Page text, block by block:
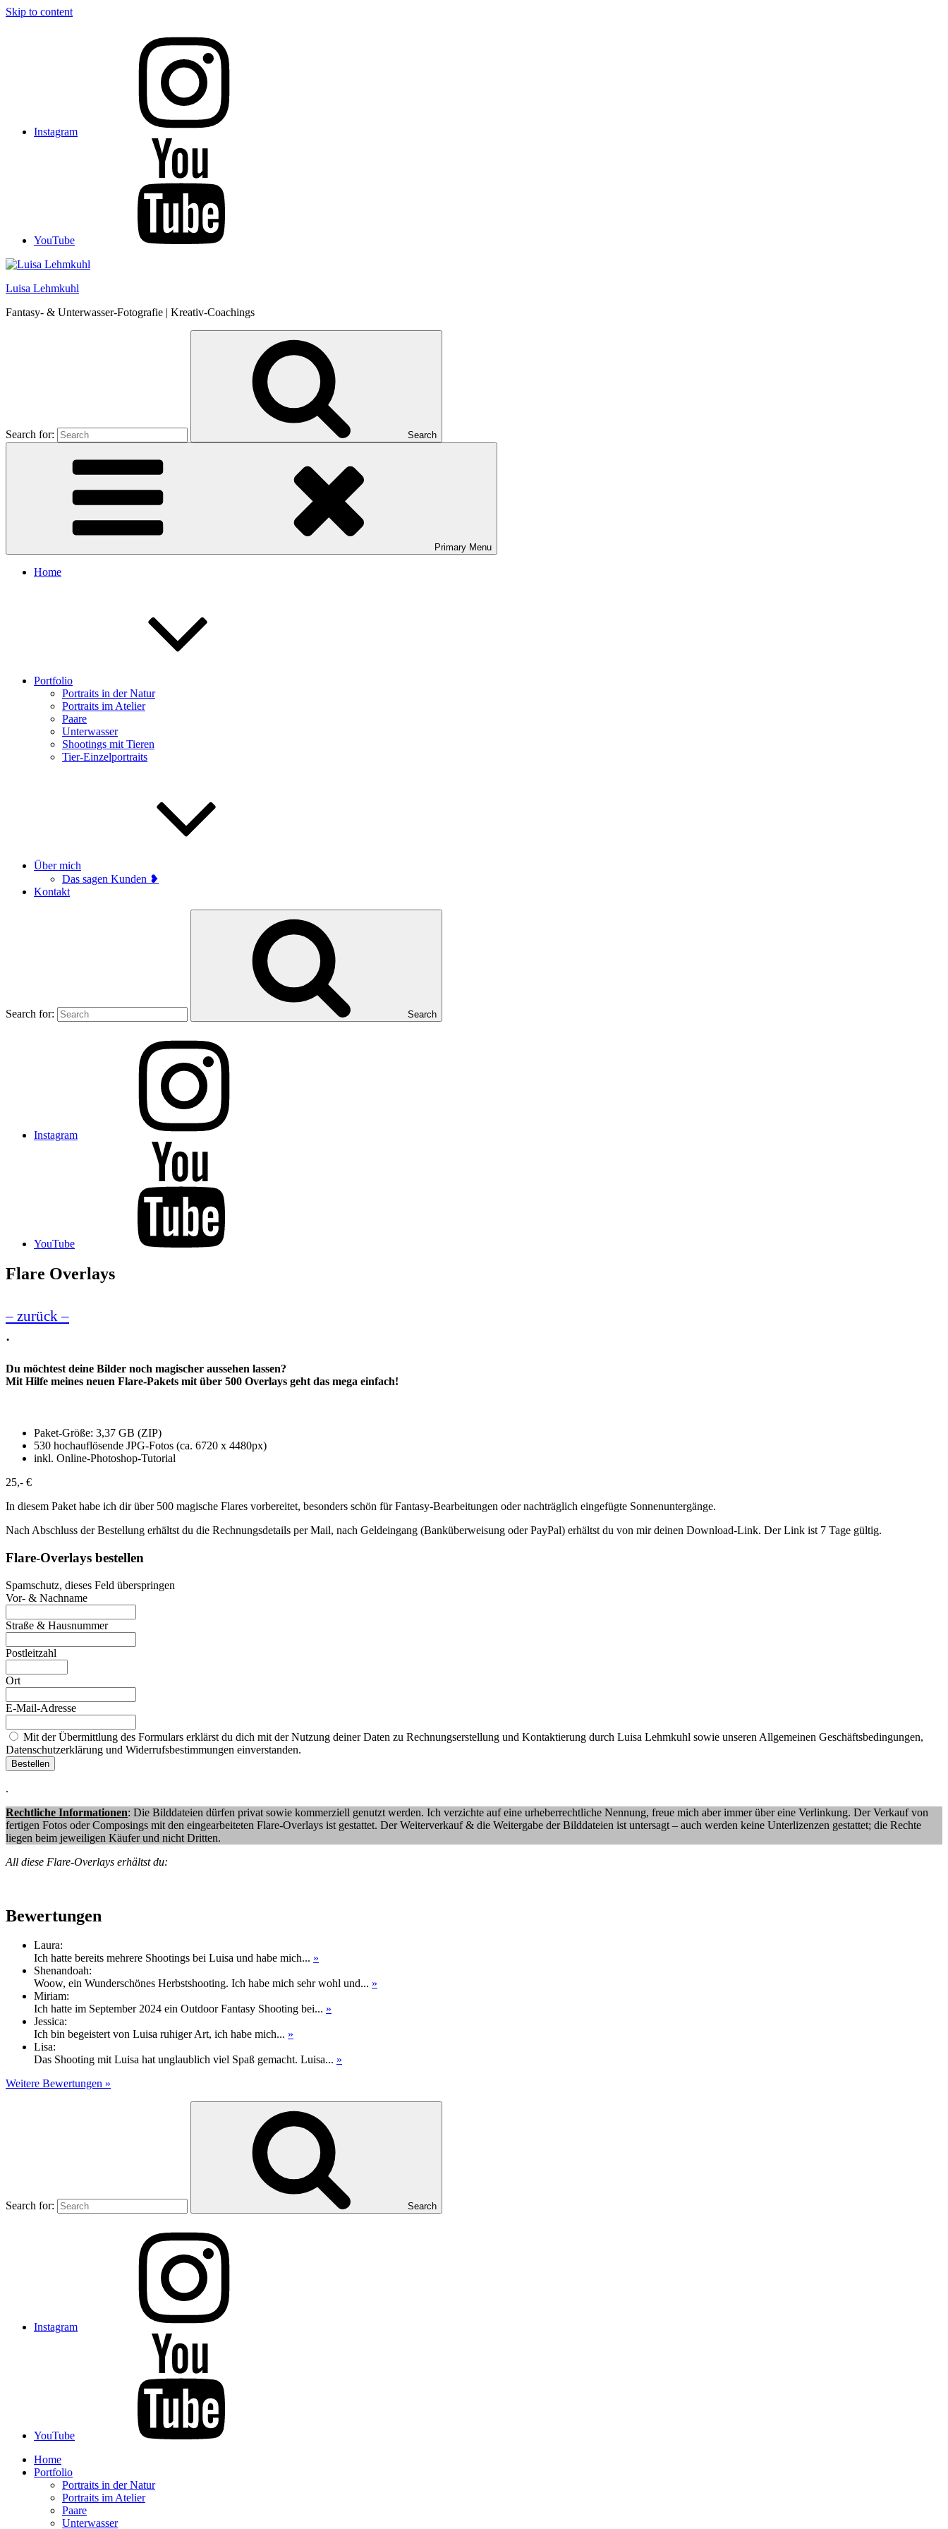
Skip to content
Instagram
YouTube
Luisa Lehmkuhl
Fantasy- & Unterwasser-Fotografie | Kreativ-Coachings
Search for: Search
Primary Menu
Home
Portfolio
Portraits in der Natur
Portraits im Atelier
Paare
Unterwasser
Shootings mit Tieren
Tier-Einzelportraits
Über mich
Das sagen Kunden ❥
Kontakt
Search for: Search
Instagram
YouTube
Flare Overlays
– zurück –
.
Du möchtest deine Bilder noch magischer aussehen lassen?
Mit Hilfe meines neuen Flare-Pakets mit über 500 Overlays geht das mega einfach!
Paket-Größe: 3,37 GB (ZIP)
530 hochauflösende JPG-Fotos (ca. 6720 x 4480px)
inkl. Online-Photoshop-Tutorial
25,- €
In diesem Paket habe ich dir über 500 magische Flares vorbereitet, besonders schön für Fantasy-Bearbeitungen oder nachträglich eingefügte Sonnenuntergänge.
Nach Abschluss der Bestellung erhältst du die Rechnungsdetails per Mail, nach Geldeingang (Banküberweisung oder PayPal) erhältst du von mir deinen Download-Link. Der Link ist 7 Tage gültig.
Flare-Overlays bestellen
Spamschutz, dieses Feld überspringen
Vor- & Nachname
Straße & Hausnummer
Postleitzahl
Ort
E-Mail-Adresse
Mit der Übermittlung des Formulars erklärst du dich mit der Nutzung deiner Daten zu Rechnungserstellung und Kontaktierung durch Luisa Lehmkuhl sowie unseren Allgemeinen Geschäftsbedingungen,
Datenschutzerklärung und Widerrufsbestimmungen einverstanden.
.
Rechtliche Informationen: Die Bilddateien dürfen privat sowie kommerziell genutzt werden. Ich verzichte auf eine urheberrechtliche Nennung, freue mich aber immer über eine Verlinkung. Der Verkauf von
fertigen Fotos oder Composings mit den eingearbeiteten Flare-Overlays ist gestattet. Der Weiterverkauf & die Weitergabe der Bilddateien ist untersagt – auch werden keine Unterlizenzen gestattet; die Rechte
liegen beim jeweiligen Käufer und nicht Dritten.
All diese Flare-Overlays erhältst du:
Bewertungen
Laura:
Ich hatte bereits mehrere Shootings bei Luisa und habe mich... »
Shenandoah:
Woow, ein Wunderschönes Herbstshooting. Ich habe mich sehr wohl und... »
Miriam:
Ich hatte im September 2024 ein Outdoor Fantasy Shooting bei... »
Jessica:
Ich bin begeistert von Luisa ruhiger Art, ich habe mich... »
Lisa:
Das Shooting mit Luisa hat unglaublich viel Spaß gemacht. Luisa... »
Weitere Bewertungen »
Search for: Search
Instagram
YouTube
Home
Portfolio
Portraits in der Natur
Portraits im Atelier
Paare
Unterwasser